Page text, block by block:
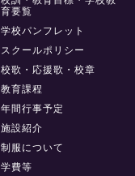
育要覧
学校パンフレット
スクールポリシー
校歌・応援歌・校章
教育課程
年間行事予定
施設紹介
制服について
学費等